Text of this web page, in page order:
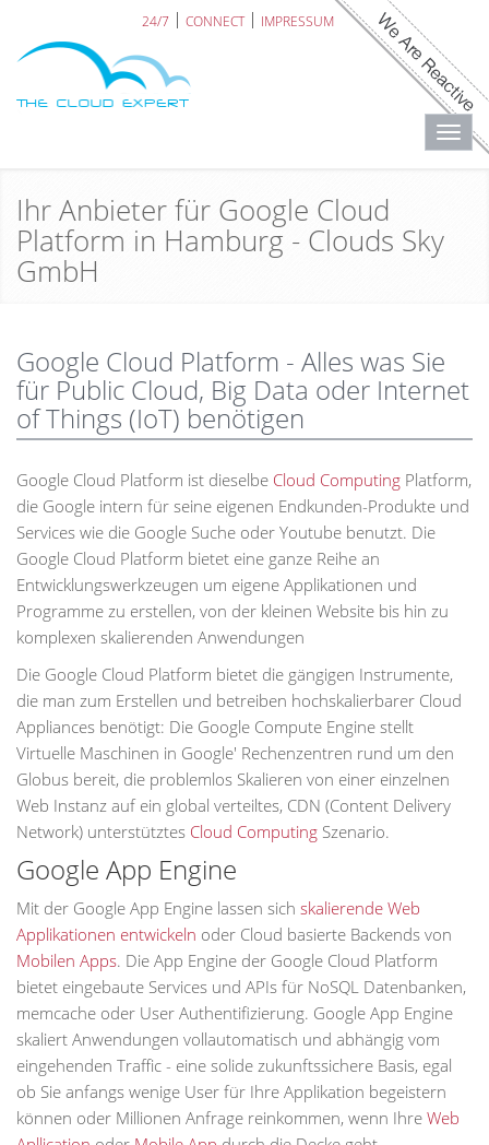
24/7 CONNECT IMPRESSUM
Ihr Anbieter für Google Cloud
Platform in Hamburg - Clouds Sky
GmbH
Google Cloud Platform - Alles was Sie
für Public Cloud, Big Data oder Internet
of Things (IoT) benötigen
Google Cloud Platform ist dieselbe Cloud Computing Platform,
die Google intern für seine eigenen Endkunden-Produkte und
Services wie die Google Suche oder Youtube benutzt. Die
Google Cloud Platform bietet eine ganze Reihe an
Entwicklungswerkzeugen um eigene Applikationen und
Programme zu erstellen, von der kleinen Website bis hin zu
komplexen skalierenden Anwendungen
Die Google Cloud Platform bietet die gängigen Instrumente,
die man zum Erstellen und betreiben hochskalierbarer Cloud
Appliances benötigt: Die Google Compute Engine stellt
Virtuelle Maschinen in Google' Rechenzentren rund um den
Globus bereit, die problemlos Skalieren von einer einzelnen
Web Instanz auf ein global verteiltes, CDN (Content Delivery
Network) unterstütztes Cloud Computing Szenario.
Google App Engine
Mit der Google App Engine lassen sich skalierende Web
Applikationen entwickeln oder Cloud basierte Backends von
Mobilen Apps. Die App Engine der Google Cloud Platform
bietet eingebaute Services und APIs für NoSQL Datenbanken,
memcache oder User Authentifizierung. Google App Engine
skaliert Anwendungen vollautomatisch und abhängig vom
eingehenden Traffic - eine solide zukunftssichere Basis, egal
ob Sie anfangs wenige User für Ihre Applikation begeistern
können oder Millionen Anfrage reinkommen, wenn Ihre Web